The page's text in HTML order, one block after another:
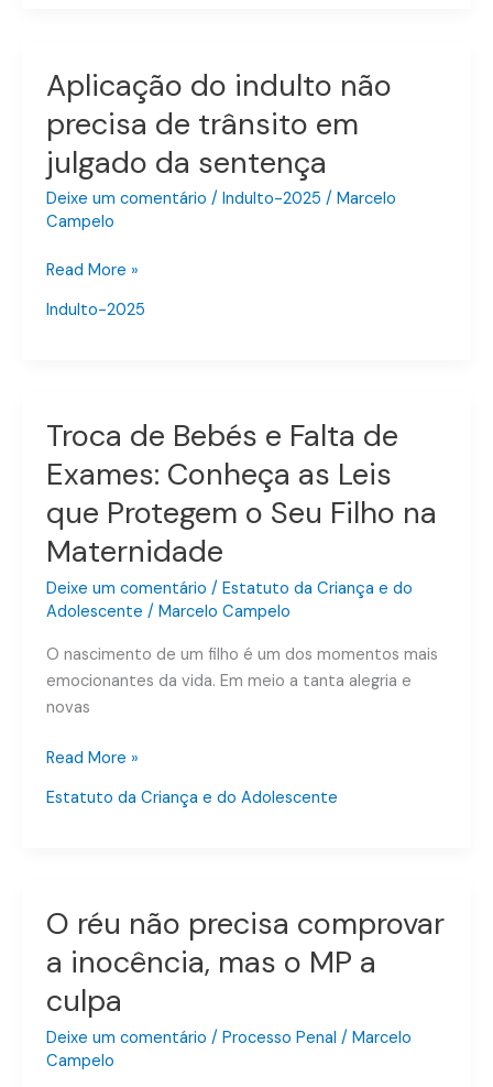
Aplicação do indulto não
precisa de trânsito em
julgado da sentença
Deixe um comentário / Indulto-2025 / Marcelo
Campelo
Aplicação
indulto
não
precisa
de
trânsito
em
da
Read More »
Indulto-2025
Troca de Bebés e Falta de
Exames: Conheça as Leis
que Protegem o Seu Filho na
Maternidade
Deixe um comentário / Estatuto da Criança e do
Adolescente / Marcelo Campelo
O nascimento de um filho é um dos momentos mais
emocionantes da vida. Em meio a tanta alegria e
novas
Troca
Bebés
e
Falta
de
Exames:
Conheça
Leis
que
Protegem
Filho
Read More »
Estatuto da Criança e do Adolescente
O réu não precisa comprovar
a inocência, mas o MP a
culpa
Deixe um comentário / Processo Penal / Marcelo
Campelo
O
não
precisa
comprovar
a
inocência,